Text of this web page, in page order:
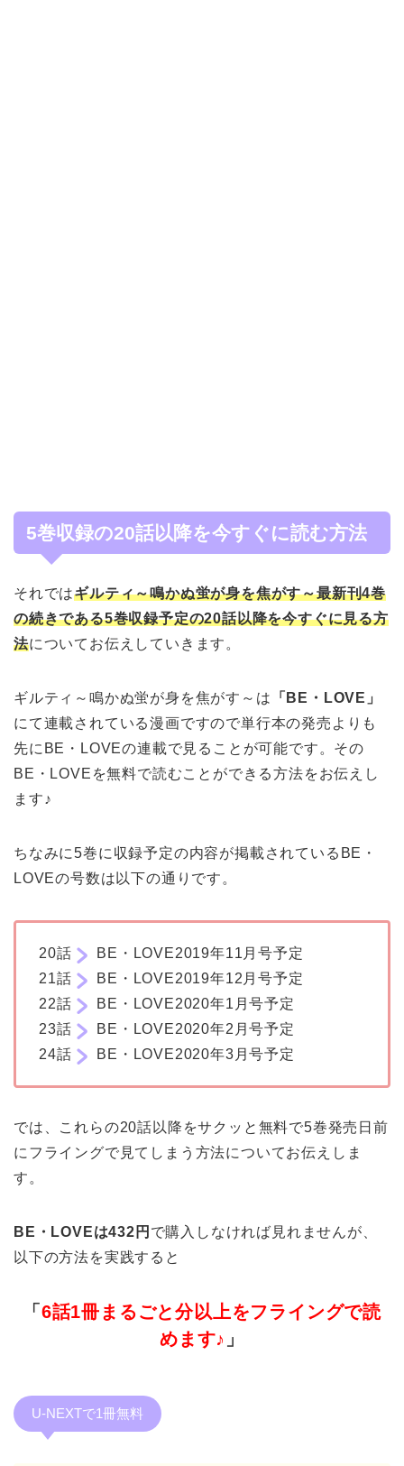
5巻収録の20話以降を今すぐに読む方法
それではギルティ～鳴かぬ蛍が身を焦がす～最新刊4巻
の続きである5巻収録予定の20話以降を今すぐに見る方
法についてお伝えしていきます。
ギルティ～鳴かぬ蛍が身を焦がす～は 「BE・LOVE」
にて連載されている漫画ですので単行本の発売よりも
先にBE・LOVEの連載で見ることが可能です。その
BE・LOVEを無料で読むことができる方法をお伝えし
ます♪
ちなみに5巻に収録予定の内容が掲載されているBE・
LOVEの号数は以下の通りです。
20話
BE・LOVE2019年11月号予定
21話
BE・LOVE2019年12月号予定
22話
BE・LOVE2020年1月号予定
23話
BE・LOVE2020年2月号予定
24話
BE・LOVE2020年3月号予定
では、これらの20話以降をサクッと無料で5巻発売日前
にフライングで見てしまう方法についてお伝えしま
す。
BE・LOVEは432円 で購入しなければ見れませんが、
以下の方法を実践すると
「 6話1冊まるごと分以上をフライングで読
めます♪ 」
U-NEXTで1冊無料